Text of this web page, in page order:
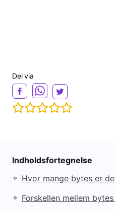
Del via
Indholdsfortegnelse
◦ Hvor mange bytes er
◦ Forskellen mellem